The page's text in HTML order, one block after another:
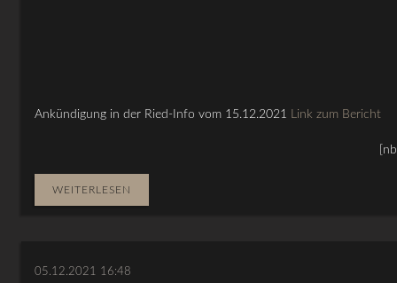
Ankündigung in der Ried-Info vom 15.12.2021 Link zum Bericht
WEITERLESEN
05.12.2021 16:48